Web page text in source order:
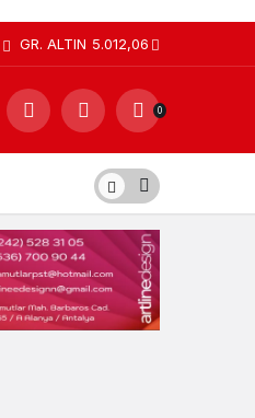
GR. ALTIN 5.012,06
0